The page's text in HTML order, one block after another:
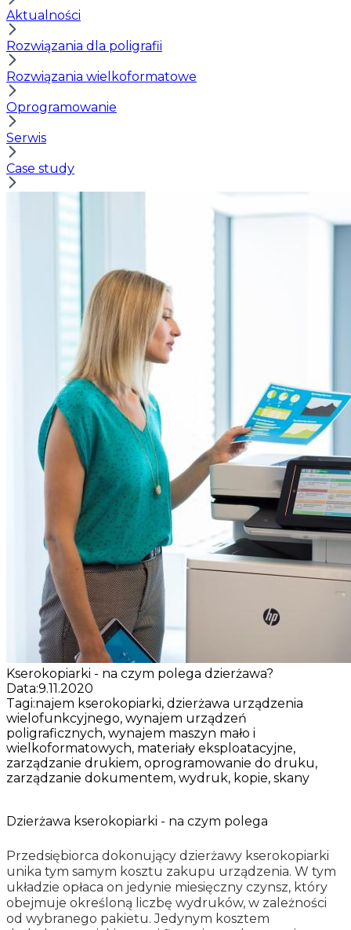
Aktualności
Rozwiązania dla poligrafii
Rozwiązania wielkoformatowe
Oprogramowanie
Serwis
Case study
Kserokopiarki - na czym polega dzierżawa?
Data:9.11.2020
Tagi:najem kserokopiarki, dzierżawa urządzenia
wielofunkcyjnego, wynajem urządzeń
poligraficznych, wynajem maszyn mało i
wielkoformatowych, materiały eksploatacyjne,
zarządzanie drukiem, oprogramowanie do druku,
zarządzanie dokumentem, wydruk, kopie, skany
Dzierżawa kserokopiarki - na czym polega
Przedsiębiorca dokonujący dzierżawy kserokopiarki
unika tym samym kosztu zakupu urządzenia. W tym
układzie opłaca on jedynie miesięczny czynsz, który
obejmuje określoną liczbę wydruków, w zależności
od wybranego pakietu. Jedynym kosztem